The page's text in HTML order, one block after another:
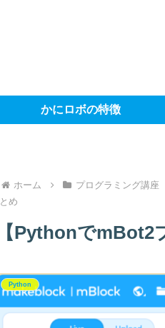
かにロボの特徴
ホーム プログラミング講座
とめ
【PythonでmBot2
Python